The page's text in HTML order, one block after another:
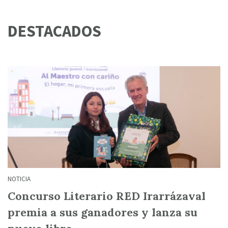
DESTACADOS
NOTICIA
Concurso Literario RED Irarrázaval
premia a sus ganadores y lanza su